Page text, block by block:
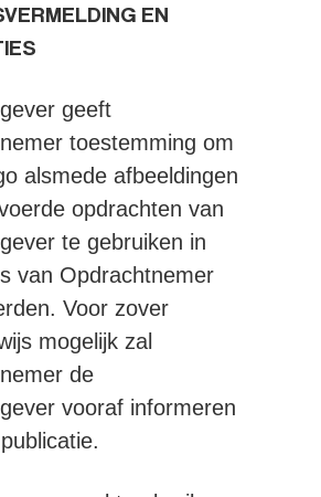
EN
geeft
toestemming om
alsmede afbeeldingen
opdrachten van
te gebruiken in
van Opdrachtnemer
Voor zover
mogelijk zal
de
vooraf informeren